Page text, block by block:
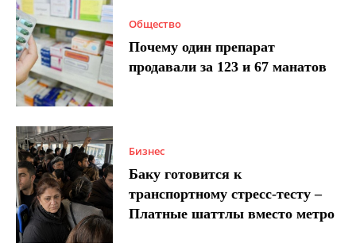
Общество
Почему один препарат
продавали за 123 и 67 манатов
Бизнес
Баку готовится к
транспортному стресс-тесту –
Платные шаттлы вместо метро